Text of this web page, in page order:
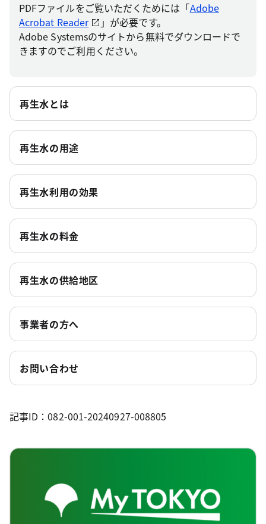
PDFファイルをご覧いただくためには「Adobe
Acrobat Reader
」が必要です。
Adobe Systemsのサイトから無料でダウンロードで
きますのでご利用ください。
再生水とは
再生水の用途
再生水利用の効果
再生水の料金
再生水の供給地区
事業者の方へ
お問い合わせ
記事ID：082-001-20240927-008805